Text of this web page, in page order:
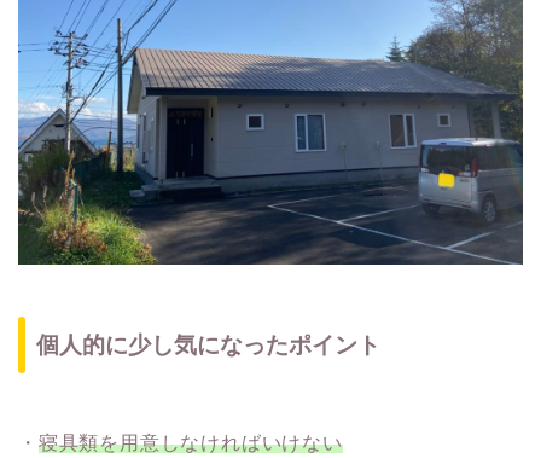
個人的に少し気になったポイント
・ 寝具類を用意しなければいけない